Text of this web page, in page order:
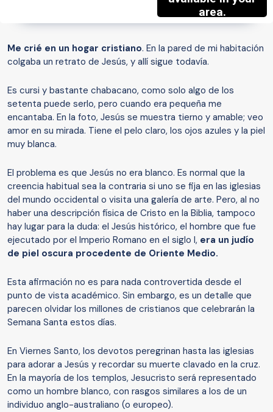
Me crié en un hogar cristiano. En la pared de mi habitación
colgaba un retrato de Jesús, y allí sigue todavía.
Es cursi y bastante chabacano, como solo algo de los
setenta puede serlo, pero cuando era pequeña me
encantaba. En la foto, Jesús se muestra tierno y amable; veo
amor en su mirada. Tiene el pelo claro, los ojos azules y la piel
muy blanca.
El problema es que Jesús no era blanco. Es normal que la
creencia habitual sea la contraria si uno se fija en las iglesias
del mundo occidental o visita una galería de arte. Pero, al no
haber una descripción física de Cristo en la Biblia, tampoco
hay lugar para la duda: el Jesús histórico, el hombre que fue
ejecutado por el Imperio Romano en el siglo I, era un judío
de piel oscura procedente de Oriente Medio.
Esta afirmación no es para nada controvertida desde el
punto de vista académico. Sin embargo, es un detalle que
parecen olvidar los millones de cristianos que celebrarán la
Semana Santa estos días.
En Viernes Santo, los devotos peregrinan hasta las iglesias
para adorar a Jesús y recordar su muerte clavado en la cruz.
En la mayoría de los templos, Jesucristo será representado
como un hombre blanco, con rasgos similares a los de un
individuo anglo-australiano (o europeo).